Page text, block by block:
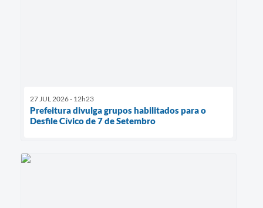
27 JUL 2026 - 12h23
Prefeitura divulga grupos habilitados para o
Desfile Cívico de 7 de Setembro